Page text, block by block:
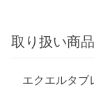
取り扱い商品
エクエルタブ